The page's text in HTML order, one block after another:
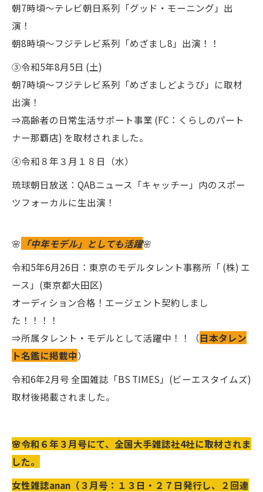
朝7時頃～テレビ朝日系列「グッド・モーニング」出
演！
朝8時頃～フジテレビ系列「めざまし8」出演！！
③令和5年8月5日 (土)
朝7時頃～フジテレビ系列「めざましどようび」に取材
出演！
⇒高齢者の日常生活サポート事業 (FC：くらしのパート
ナー那覇店) を取材されました。
④令和８年３月１８日（水）
琉球朝日放送：QABニュース「キャッチー」内のスポー
ツフォーカルに生出演！
🌸 「中年モデル」としても活躍🌸
令和5年6月26日：東京のモデルタレント事務所「 (株) エ
ース」(東京都大田区)
オーディション合格！エージェント契約しまし
た！！！！
⇒所属タレント・モデルとして活躍中！！（日本タレン
ト名鑑に掲載中）
令和6年2月号 全国雑誌「BS TIMES」(ビーエスタイムズ)
取材後掲載されました。
🌸令和６年３月号にて、全国大手雑誌社4社に取材されま
した。
女性雑誌anan（３月号：１３日・２７日発行し、２回連